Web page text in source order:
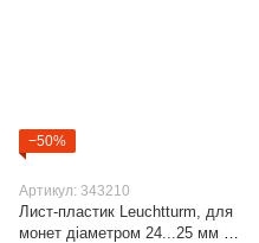
−50%
Артикул: 343210
Лист-пластик Leuchtturm, для
монет діаметром 24...25 мм у